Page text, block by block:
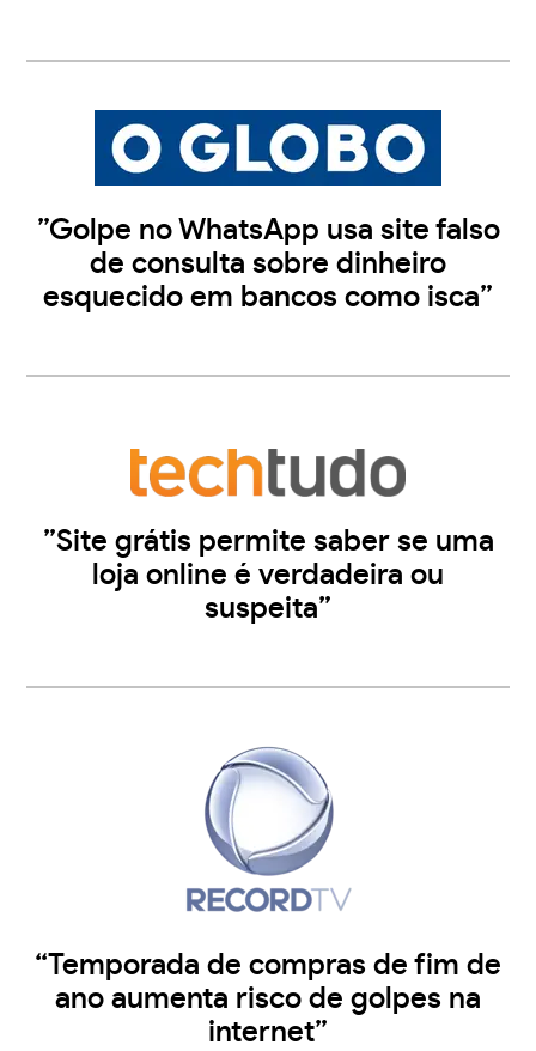
”Golpe no WhatsApp usa site falso
de consulta sobre dinheiro
esquecido em bancos como isca”
”Site grátis permite saber se uma
loja online é verdadeira ou
suspeita”
“Temporada de compras de fim de
ano aumenta risco de golpes na
internet”